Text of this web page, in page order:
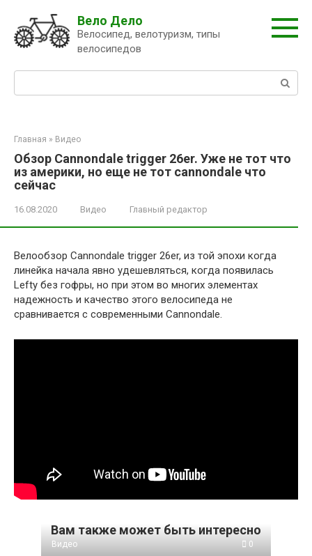
контенту
Вело Дело
Велосипед, велотуризм, типы
велосипедов
Главная » Видео
Обзор Cannondale trigger 26er. Уже не тот что
из америки, но еще не тот cannondale что
сейчас
16.08.2020 Видео Главный редактор
Велообзор Cannondale trigger 26er, из той эпохи когда
линейка начала явно удешевляться, когда появилась
Lefty без гофры, но при этом во многих элементах
надежность и качество этого велосипеда не
сравнивается с современными Cannondale.
Вам также может быть интересно
Видео 0